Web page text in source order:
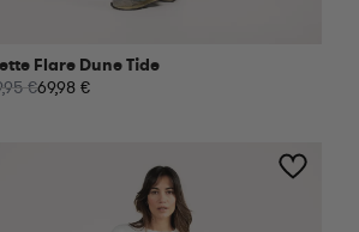
Flare Dune Tide
€69,98 €